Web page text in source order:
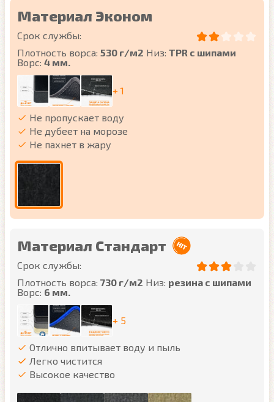
Материал Эконом
Срок службы:
Плотность ворса: 530 г/м2 Низ: TPR с шипами
Ворс: 4 мм.
+ 1
Не пропускает воду
Не дубеет на морозе
Не пахнет в жару
Материал Стандарт
Срок службы:
Плотность ворса: 730 г/м2 Низ: резина с шипами
Ворс: 6 мм.
+ 5
Отлично впитывает воду и пыль
Легко чистится
Высокое качество